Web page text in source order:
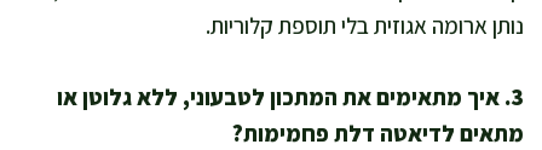
נותן ארומה אגוזית בלי תוספת קלוריות.
3. איך מתאימים את המתכון לטבעוני, ללא גלוטן או
מתאים לדיאטה דלת פחמימות?